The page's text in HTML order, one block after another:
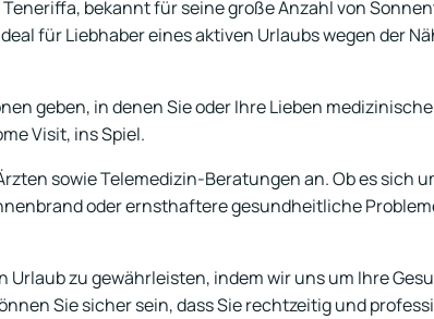
bekannt für seine große Anzahl von
für Liebhaber eines aktiven Urlaubs wegen der
geben, in denen Sie oder Ihre Lieben
Visit, ins Spiel.
sowie Telemedizin-Beratungen an. Ob es sich
oder ernsthaftere gesundheitliche
zu gewährleisten, indem wir uns um Ihre
Sie sicher sein, dass Sie rechtzeitig und